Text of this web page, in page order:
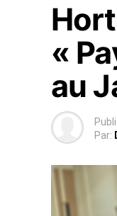
«
au
Par: